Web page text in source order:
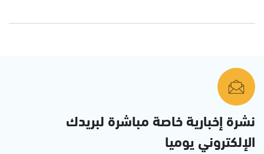
نشرة إخبارية خاصة مباشرة لبريدك
الإلكتروني يوميا